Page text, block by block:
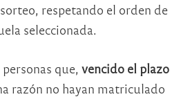
respetando el orden de
seleccionada.
que, vencido el plazo
razón no hayan matriculado